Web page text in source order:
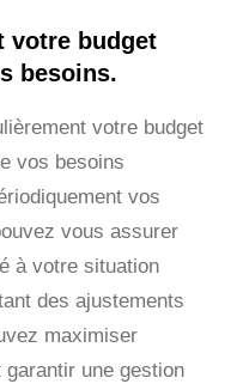
votre budget
besoins.
votre budget
vos besoins
vos
vous assurer
à votre situation
des ajustements
maximiser
garantir une gestion